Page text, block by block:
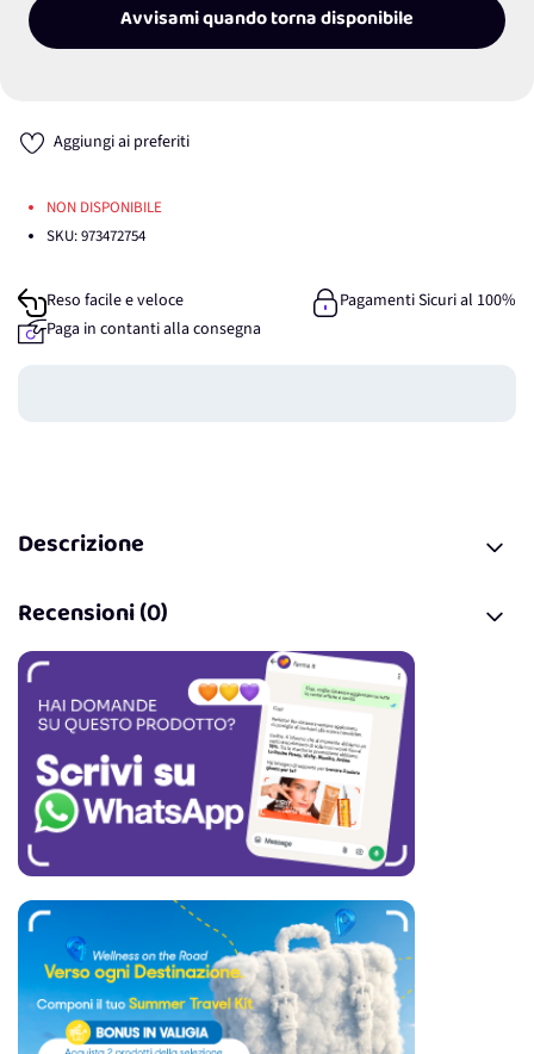
Avvisami quando torna disponibile
Aggiungi ai preferiti
NON DISPONIBILE
SKU:973472754
Reso facile e veloce
Pagamenti Sicuri al 100%
Paga in contanti alla consegna
Descrizione
Recensioni (0)